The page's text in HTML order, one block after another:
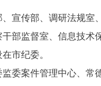
宣传部、调研法规
部监督室、信息技术
市纪委。
委案件管理中心、常